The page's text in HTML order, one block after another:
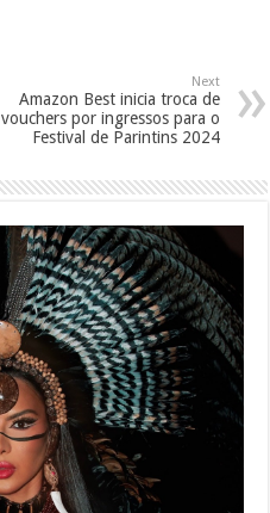
Next
Amazon Best inicia troca de
vouchers por ingressos para o
Festival de Parintins 2024